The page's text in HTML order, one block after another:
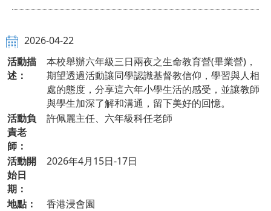
連
結2026-04-22
活動描
述：
本校舉辦六年級三日兩夜之生命教育營(畢業營)，
期望透過活動讓同學認識基督教信仰，學習與人相
處的態度，分享這六年小學生活的感受，並讓教師
與學生加深了解和溝通，留下美好的回憶。
活動負
責老
師：
許佩麗主任、六年級科任老師
活動開
始日
期：
2026年4月15日-17日
地點： 香港浸會園